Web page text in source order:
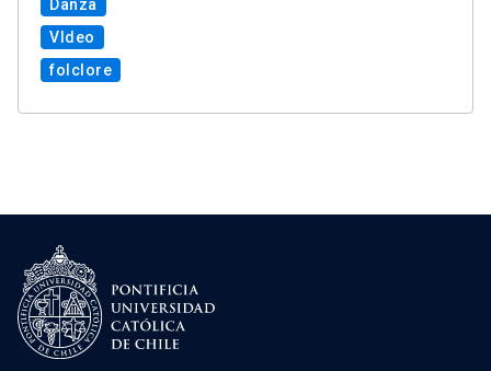
Danza
VIdeo
folclore